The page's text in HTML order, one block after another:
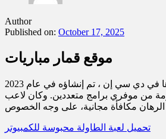
Author
Published on: October 17, 2025
موقع قمار مباريات
خلال الفترة التي قضاها في دي سي إن ، تم إنشاؤه في عام 2023
من موفري برامج متعددين. وكان لاعب
تحميل لعبة الطاولة محبوسة للكمبيوتر